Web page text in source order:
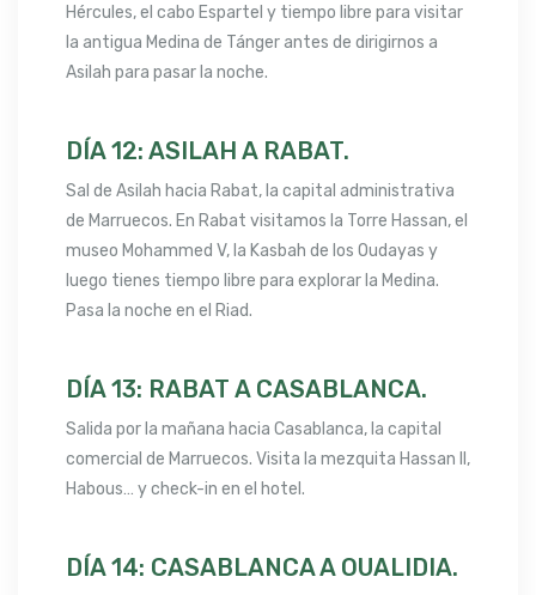
Hércules, el cabo Espartel y tiempo libre para visitar
la antigua Medina de Tánger antes de dirigirnos a
Asilah para pasar la noche.
DÍA 12: ASILAH A RABAT.
Sal de Asilah hacia Rabat, la capital administrativa
de Marruecos. En Rabat visitamos la Torre Hassan, el
museo Mohammed V, la Kasbah de los Oudayas y
luego tienes tiempo libre para explorar la Medina.
Pasa la noche en el Riad.
DÍA 13: RABAT A CASABLANCA.
Salida por la mañana hacia Casablanca, la capital
comercial de Marruecos. Visita la mezquita Hassan II,
Habous… y check-in en el hotel.
DÍA 14: CASABLANCA A OUALIDIA.